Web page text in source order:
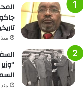
منذ 13 ساعة
منذ 17 ساعة